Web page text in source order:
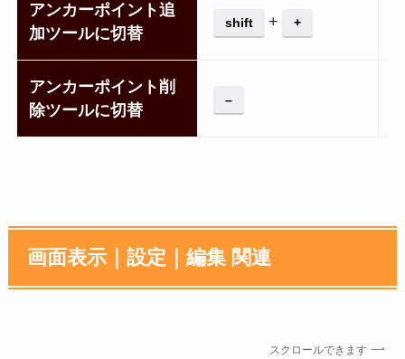
アンカーポイント追
加ツールに切替
shift + +
アンカーポイント削
除ツールに切替
–
画面表示｜設定｜編集 関連
スクロールできます